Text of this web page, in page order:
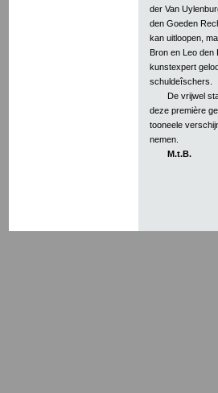
der Van
den Goeden
kan uitloopen,
Bron en Leo den
kunstexpert
schuldeîschers.
De vrijwel
deze première
tooneele
nemen.
M.t.B.